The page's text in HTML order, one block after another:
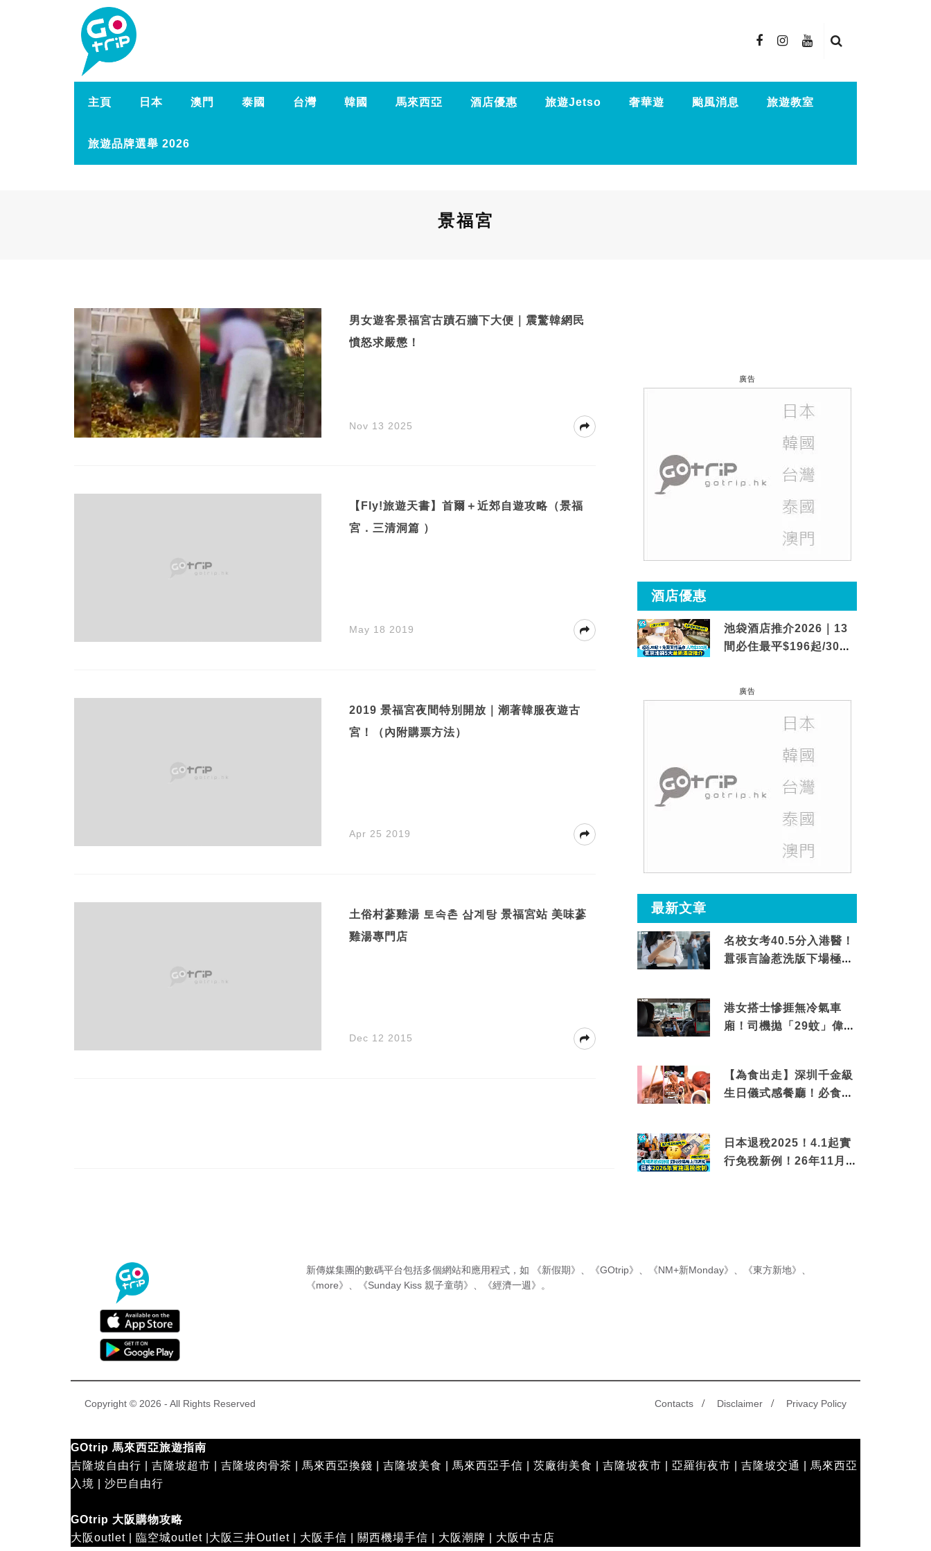
主頁 日本 澳門 泰國 台灣 韓國 馬來西亞 酒店優惠 旅遊Jetso 奢華遊 颱風消息 旅遊教室
旅遊品牌選舉 2026
景福宮
男女遊客景福宮古蹟石牆下大便｜震驚韓網民
憤怒求嚴懲！
Nov 13 2025
【Fly!旅遊天書】首爾＋近郊自遊攻略（景福
宮．三清洞篇 ）
May 18 2019
2019 景福宮夜間特別開放｜潮著韓服夜遊古
宮！（內附購票方法）
Apr 25 2019
土俗村蔘雞湯 토속촌 삼계탕 景福宮站 美味蔘
雞湯專門店
Dec 12 2015
廣告
酒店優惠
池袋酒店推介2026｜13
間必住最平$196起/30秒
廣告
最新文章
名校女考40.5分入港醫！
囂張言論惹洗版下場極震
港女搭士慘捱無冷氣車
廂！司機拋「29蚊」偉論
【為食出走】深圳千金級
生日儀式感餐廳！必食失
日本退稅2025！4.1起實
行免稅新例！26年11月
新傳媒集團的數碼平台包括多個網站和應用程式，如 《新假期》 《GOtrip》 《NM+新Monday》 《東方新地》
《more》
《Sunday Kiss 親子童萌》 《經濟一週》 。
Contacts / Disclaimer / Privacy Policy
Copyright © 2026 - All Rights Reserved
GOtrip 馬來西亞旅遊指南
吉隆坡自由行
吉隆坡超市 吉隆坡肉骨茶 馬來西亞換錢 吉隆坡美食 馬來西亞手信 茨廠街美食 吉隆坡夜市 亞羅街夜市 吉隆坡交通
馬來西亞
入境
沙巴自由行
GOtrip 大阪購物攻略
大阪outlet
臨空城outlet 大阪三井Outlet 大阪手信 關西機場手信 大阪潮牌 大阪中古店